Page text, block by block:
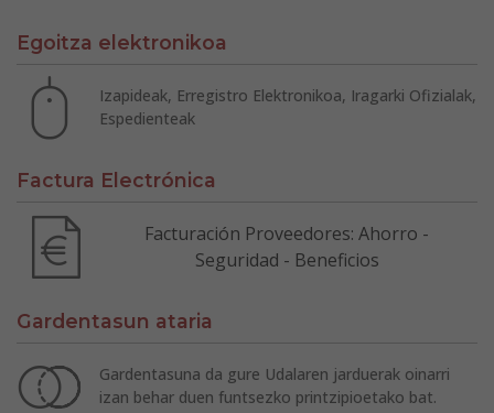
Egoitza elektronikoa
Izapideak, Erregistro Elektronikoa, Iragarki Ofizialak,
Espedienteak
Factura Electrónica
Facturación Proveedores: Ahorro -
Seguridad - Beneficios
Gardentasun ataria
Gardentasuna da gure Udalaren jarduerak oinarri
izan behar duen funtsezko printzipioetako bat.